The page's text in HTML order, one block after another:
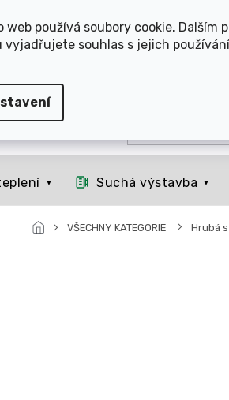
web používá soubory cookie. Dalším
vyjadřujete souhlas s jejich
ROZVÁŽÍME OLOMOUCKO,
Suchá výstavba
VŠECHNY KATEGORIE Hrubá